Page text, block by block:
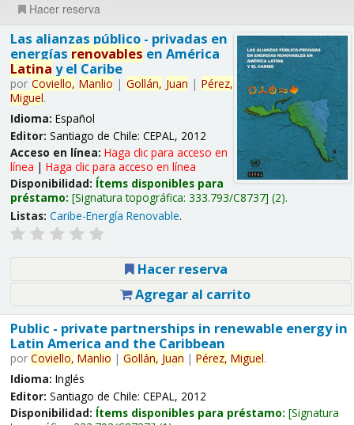
Hacer reserva
Las alianzas público - privadas en
energías renovables en América
Latina y el Caribe
por Coviello, Manlio | Gollán, Juan | Pérez,
Miguel.
Idioma: Español
Editor: Santiago de Chile: CEPAL, 2012
Acceso en línea: Haga clic para acceso en
línea | Haga clic para acceso en línea
Disponibilidad: Ítems disponibles para
préstamo: Signatura topográfica: 333.793/C8737 (2).
Listas: Caribe-Energía Renovable.
Hacer reserva
Agregar al carrito
Public - private partnerships in renewable energy in
Latin America and the Caribbean
por Coviello, Manlio | Gollán, Juan | Pérez, Miguel.
Idioma: Inglés
Editor: Santiago de Chile: CEPAL, 2012
Disponibilidad: Ítems disponibles para préstamo: Signatura